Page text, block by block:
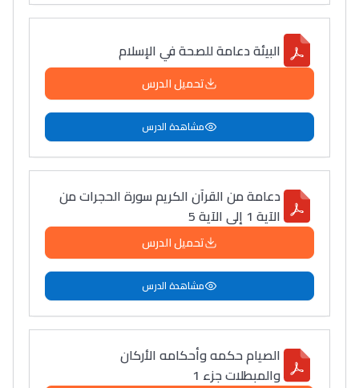
البيئة دعامة للصحة في الإسلام
تحميل الدرس
مشاهدة الدرس
دعامة من القرآن الكريم سورة الحجرات من
الآية 1 إلى الآية 5
تحميل الدرس
مشاهدة الدرس
الصيام حكمه وأحكامه الأركان
والمبطلات جزء 1